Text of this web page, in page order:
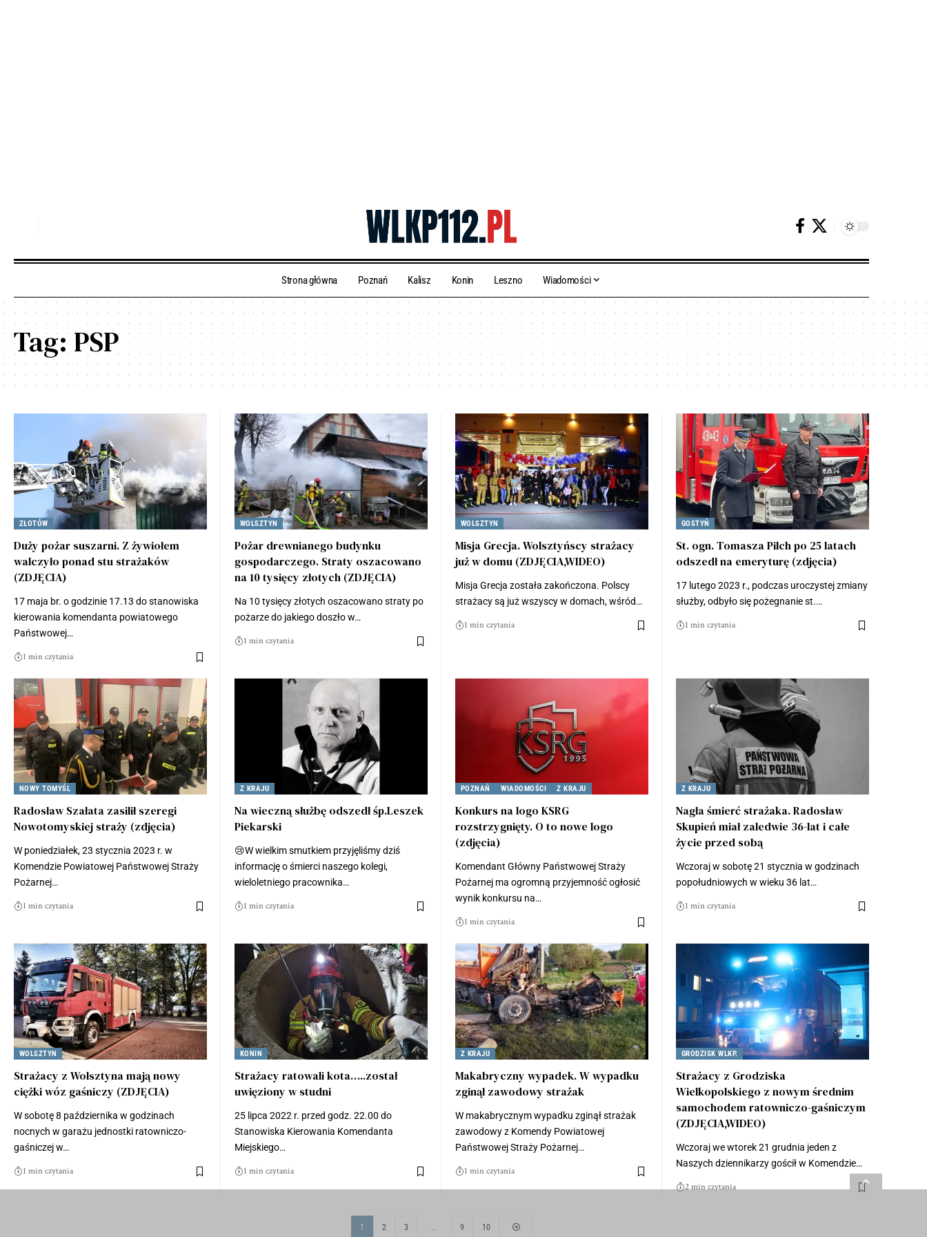
Strona główna Poznań Kalisz Konin Leszno Wiadomości
Tag:PSP
ZŁOTÓW
Duży pożar suszarni. Z żywiołem
walczyło ponad stu strażaków
(ZDJĘCIA)
17 maja br. o godzinie 17.13 do stanowiska
kierowania komendanta powiatowego
Państwowej…
1 min czytania
WOLSZTYN
Pożar drewnianego budynku
gospodarczego. Straty oszacowano
na 10 tysięcy złotych (ZDJĘCIA)
Na 10 tysięcy złotych oszacowano straty po
pożarze do jakiego doszło w…
1 min czytania
WOLSZTYN
Misja Grecja. Wolsztyńscy strażacy
już w domu (ZDJĘCIA,WIDEO)
Misja Grecja została zakończona. Polscy
strażacy są już wszyscy w domach, wśród…
1 min czytania
GOSTYŃ
St. ogn. Tomasza Pilch po 25 latach
odszedł na emeryturę (zdjęcia)
17 lutego 2023 r., podczas uroczystej zmiany
służby, odbyło się pożegnanie st.…
1 min czytania
NOWY TOMYŚL
Radosław Szałata zasilił szeregi
Nowotomyskiej straży (zdjęcia)
W poniedziałek, 23 stycznia 2023 r. w
Komendzie Powiatowej Państwowej Straży
Pożarnej…
1 min czytania
Z KRAJU
Na wieczną służbę odszedł śp.Leszek
Piekarski
😢W wielkim smutkiem przyjęliśmy dziś
informację o śmierci naszego kolegi,
wieloletniego pracownika…
1 min czytania
POZNAŃ WIADOMOŚCI Z KRAJU
Konkurs na logo KSRG
rozstrzygnięty. O to nowe logo
(zdjęcia)
Komendant Główny Państwowej Straży
Pożarnej ma ogromną przyjemność ogłosić
wynik konkursu na…
1 min czytania
Z KRAJU
Nagła śmierć strażaka. Radosław
Skupień miał zaledwie 36-lat i całe
życie przed sobą
Wczoraj w sobotę 21 stycznia w godzinach
popołudniowych w wieku 36 lat…
1 min czytania
WOLSZTYN
Strażacy z Wolsztyna mają nowy
ciężki wóz gaśniczy (ZDJĘCIA)
W sobotę 8 października w godzinach
nocnych w garażu jednostki ratowniczo-
gaśniczej w…
1 min czytania
KONIN
Strażacy ratowali kota…..został
uwięziony w studni
25 lipca 2022 r. przed godz. 22.00 do
Stanowiska Kierowania Komendanta
Miejskiego…
1 min czytania
Z KRAJU
Makabryczny wypadek. W wypadku
zginął zawodowy strażak
W makabrycznym wypadku zginął strażak
zawodowy z Komendy Powiatowej
Państwowej Straży Pożarnej…
1 min czytania
GRODZISK WLKP.
Strażacy z Grodziska
Wielkopolskiego z nowym średnim
samochodem ratowniczo-gaśniczym
(ZDJĘCIA,WIDEO)
Wczoraj we wtorek 21 grudnia jeden z
Naszych dziennikarzy gościł w Komendzie…
2 min czytania
1 2 3 … 9 10